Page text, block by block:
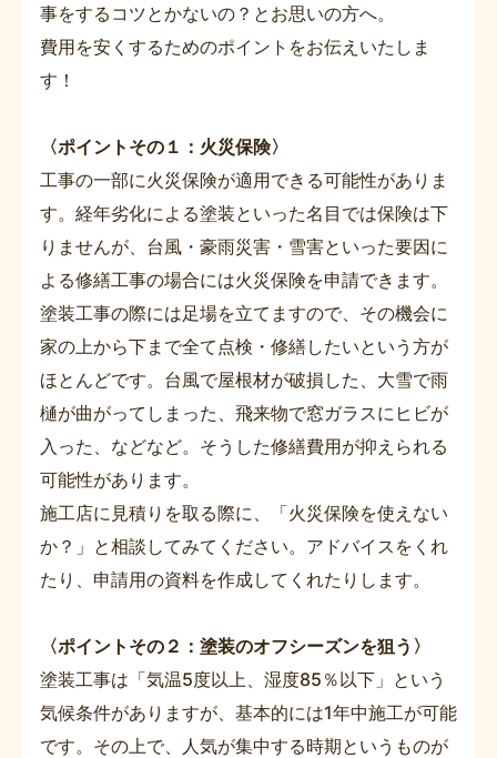
事をするコツとかないの？とお思いの方へ。
費用を安くするためのポイントをお伝えいたしま
す！
〈ポイントその１：火災保険〉
工事の一部に火災保険が適用できる可能性がありま
す。経年劣化による塗装といった名目では保険は下
りませんが、台風・豪雨災害・雪害といった要因に
よる修繕工事の場合には火災保険を申請できます。
塗装工事の際には足場を立てますので、その機会に
家の上から下まで全て点検・修繕したいという方が
ほとんどです。台風で屋根材が破損した、大雪で雨
樋が曲がってしまった、飛来物で窓ガラスにヒビが
入った、などなど。そうした修繕費用が抑えられる
可能性があります。
施工店に見積りを取る際に、「火災保険を使えない
か？」と相談してみてください。アドバイスをくれ
たり、申請用の資料を作成してくれたりします。
〈ポイントその２：塗装のオフシーズンを狙う〉
塗装工事は「気温5度以上、湿度85％以下」という
気候条件がありますが、基本的には1年中施工が可能
です。その上で、人気が集中する時期というものが